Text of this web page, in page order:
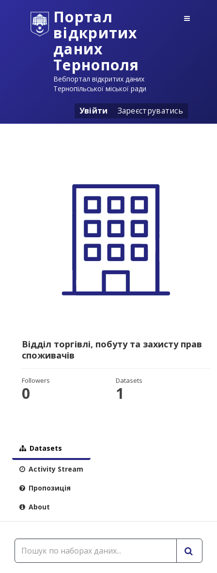
Портал
відкритих
даних
Тернополя
Вебпортал відкритих даних
Тернопільської міської ради
Увійти Зареєструватись
Відділ торгівлі, побуту та захисту прав
споживачів
Followers
0
Datasets
1
Datasets
Activity Stream
Пропозиція
About